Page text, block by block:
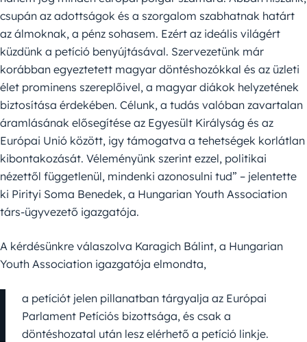
csupán az adottságok és a szorgalom szabhatnak határt
az álmoknak, a pénz sohasem. Ezért az ideális világért
küzdünk a petíció benyújtásával. Szervezetünk már
korábban egyeztetett magyar döntéshozókkal és az üzleti
élet prominens szereplőivel, a magyar diákok helyzetének
biztosítása érdekében. Célunk, a tudás valóban zavartalan
áramlásának elősegítése az Egyesült Királyság és az
Európai Unió között, igy támogatva a tehetségek korlátlan
kibontakozását. Véleményünk szerint ezzel, politikai
nézettől függetlenül, mindenki azonosulni tud” – jelentette
ki Pirityi Soma Benedek, a Hungarian Youth Association
társ-ügyvezető igazgatója.
A kérdésünkre válaszolva Karagich Bálint, a Hungarian
Youth Association igazgatója elmondta,
a petíciót jelen pillanatban tárgyalja az Európai
Parlament Petíciós bizottsága, és csak a
döntéshozatal után lesz elérhető a petíció linkje.